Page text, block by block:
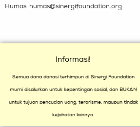
Humas: humas@sinergifoundation.org
Informasi!
Semua dana donasi terhimpun di Sinergi Foundation
murni disalurkan untuk kepentingan sosial, dan BUKAN
untuk tujuan pencucian uang, terorisme, maupun tindak
kejahatan lainnya.